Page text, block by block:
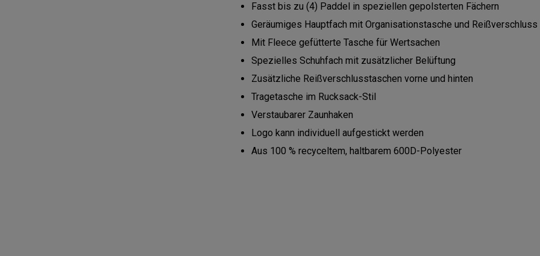
Fasst bis zu (4) Paddel in speziellen gepolsterten Fächern
Geräumiges Hauptfach mit Organisationstasche und Reißverschluss
Mit Fleece gefütterte Tasche für Wertsachen
Spezielles Schuhfach mit zusätzlicher Belüftung
Zusätzliche Reißverschlusstaschen vorne und hinten
Tragetasche im Rucksack-Stil
Verstaubarer Zaunhaken
Logo kann individuell aufgestickt werden
Aus 100 % recyceltem, haltbarem 600D-Polyester